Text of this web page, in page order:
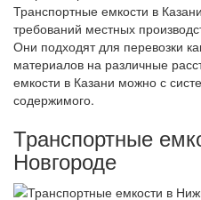
Транспортные емкости в
требований местных
Они подходят для перевозки
материалов на различные
емкости в Казани можно с
содержимого.
Транспортные
Новгороде